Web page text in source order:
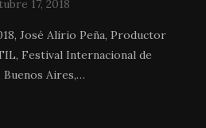
17, 2018
José Alirio Peña, Productor
Festival Internacional de
Aires,…